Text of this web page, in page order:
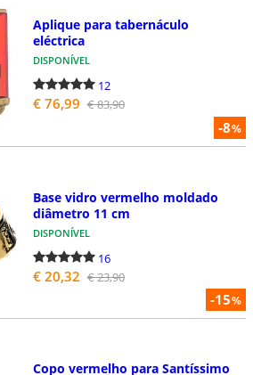
-8%
Aplique para tabernáculo
eléctrica
DISPONÍVEL
12
€ 76,99 € 83,90
-15%
Base vidro vermelho moldado
diâmetro 11 cm
DISPONÍVEL
16
€ 20,32 € 23,90
Copo vermelho para Santíssimo